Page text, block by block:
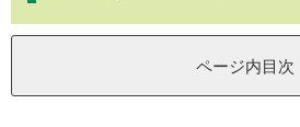
ページ内目次